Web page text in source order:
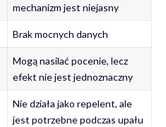
mechanizm jest niejasny
Brak mocnych danych
Mogą nasilać pocenie, lecz
efekt nie jest jednoznaczny
Nie działa jako repelent, ale
jest potrzebne podczas upału